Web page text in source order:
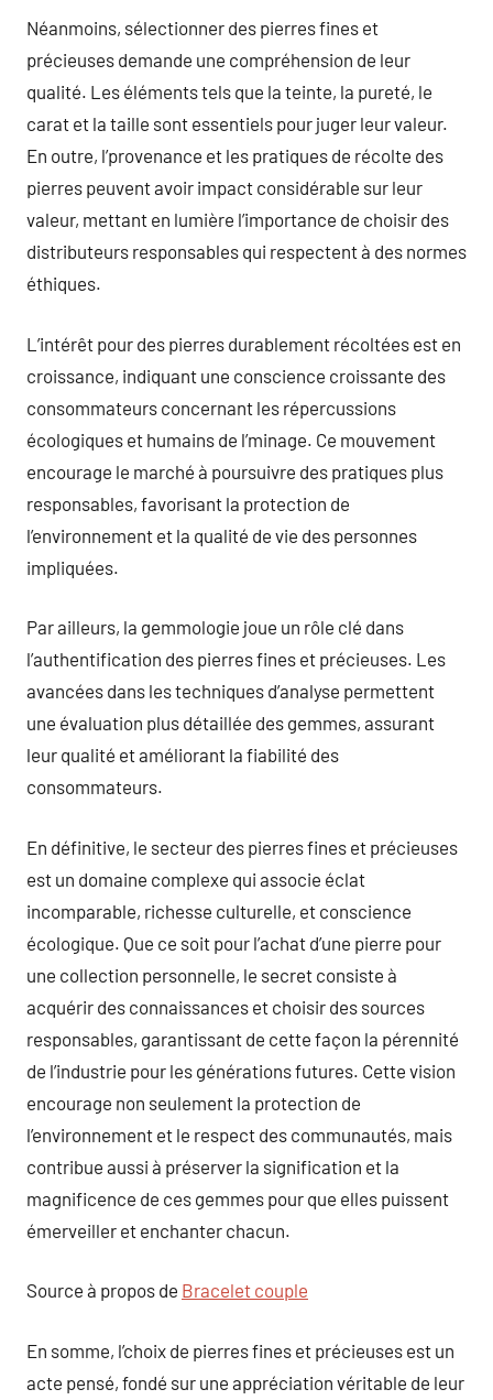
Néanmoins, sélectionner des pierres fines et
précieuses demande une compréhension de leur
qualité. Les éléments tels que la teinte, la pureté, le
carat et la taille sont essentiels pour juger leur valeur.
En outre, l’provenance et les pratiques de récolte des
pierres peuvent avoir impact considérable sur leur
valeur, mettant en lumière l’importance de choisir des
distributeurs responsables qui respectent à des normes
éthiques.
L’intérêt pour des pierres durablement récoltées est en
croissance, indiquant une conscience croissante des
consommateurs concernant les répercussions
écologiques et humains de l’minage. Ce mouvement
encourage le marché à poursuivre des pratiques plus
responsables, favorisant la protection de
l’environnement et la qualité de vie des personnes
impliquées.
Par ailleurs, la gemmologie joue un rôle clé dans
l’authentification des pierres fines et précieuses. Les
avancées dans les techniques d’analyse permettent
une évaluation plus détaillée des gemmes, assurant
leur qualité et améliorant la fiabilité des
consommateurs.
En définitive, le secteur des pierres fines et précieuses
est un domaine complexe qui associe éclat
incomparable, richesse culturelle, et conscience
écologique. Que ce soit pour l’achat d’une pierre pour
une collection personnelle, le secret consiste à
acquérir des connaissances et choisir des sources
responsables, garantissant de cette façon la pérennité
de l’industrie pour les générations futures. Cette vision
encourage non seulement la protection de
l’environnement et le respect des communautés, mais
contribue aussi à préserver la signification et la
magnificence de ces gemmes pour que elles puissent
émerveiller et enchanter chacun.
Source à propos de Bracelet couple
En somme, l’choix de pierres fines et précieuses est un
acte pensé, fondé sur une appréciation véritable de leur